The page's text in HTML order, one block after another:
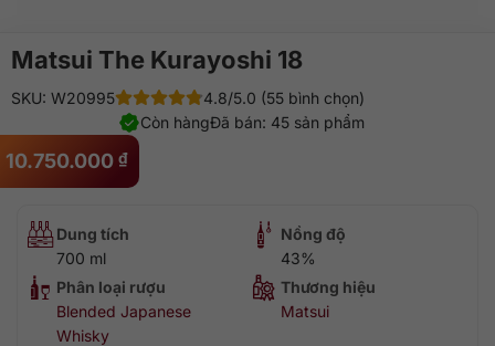
Matsui The Kurayoshi 18
10.750.000 ₫
SKU: W20995
4.8/5.0 (55 bình chọn)
Đã bán: 45 sản phẩm
Còn hàng
Dung tích
700 ml
Nồng độ
43%
Phân loại rượu
Blended Japanese
Whisky
Thương hiệu
Matsui